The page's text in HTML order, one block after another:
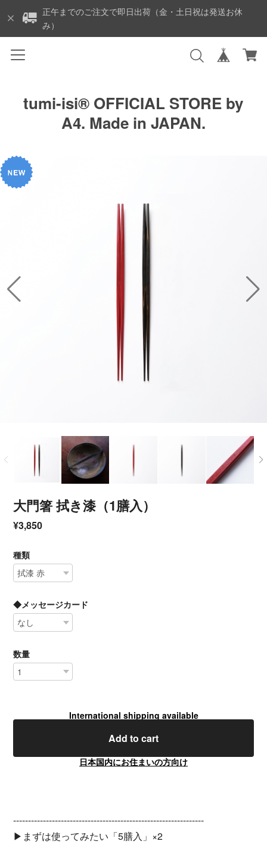
正午までのご注文で即日出荷（金・土日祝は発送お休
み）
tumi-isi®︎ OFFICIAL STORE by
A4. Made in JAPAN.
大門箸 拭き漆（1膳入）
¥3,850
種類
◆メッセージカード
数量
International shipping available
Add to cart
日本国内にお住まいの方向け
----------------------------------------------------------------
▶︎まずは使ってみたい「5膳入」×2